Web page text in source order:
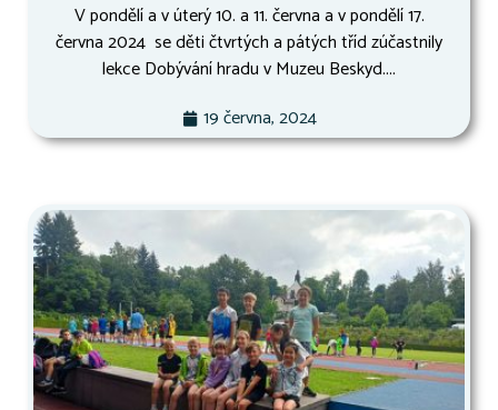
V pondělí a v úterý 10. a 11. června a v pondělí 17.
června 2024 se děti čtvrtých a pátých tříd zúčastnily
lekce Dobývání hradu v Muzeu Beskyd....
19 června, 2024